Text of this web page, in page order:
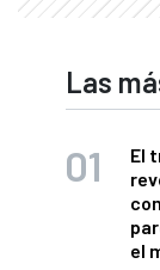
Las
El
el